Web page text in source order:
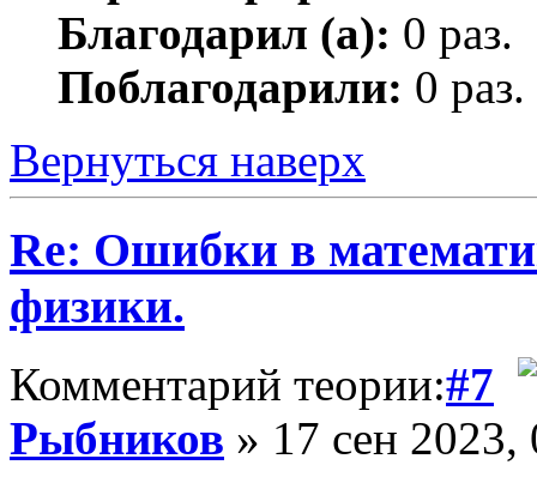
Благодарил (а): 0 раз.
Поблагодарили: 0 раз.
Вернуться наверх
Re: Ошибки в
физики.
Комментарий теории:#7
Рыбников » 17 сен 2023,